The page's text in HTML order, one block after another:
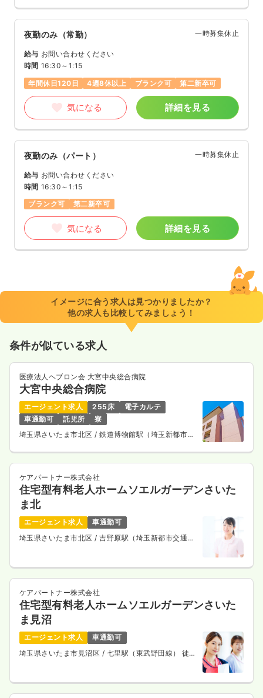
夜勤のみ（常勤） 一時募集休止
給与 お問い合わせください
時間 16:30～1:15
年間休日120日
4週8休以上 ブランク可 第二新卒可
気になる 詳細を見る
夜勤のみ（パート） 一時募集休止
給与 お問い合わせください
時間 16:30～1:15
ブランク可
第二新卒可
気になる 詳細を見る
イメージに合う求人は見つかりましたか？
他の求人も比較してみましょう！
条件が似ている求人
医療法人ヘブロン会 大宮中央総合病院
大宮中央総合病院
エージェント求人 255床
電子カルテ
車通勤可
託児所
寮
埼玉県さいたま市北区 / 鉄道博物館駅（埼玉新都市交
ケアパートナー株式会社
住宅型有料老人ホームソエルガーデンさいた
ま北
エージェント求人
車通勤可
埼玉県さいたま市北区 / 吉野原駅（埼玉新都市交通ニ
ケアパートナー株式会社
住宅型有料老人ホームソエルガーデンさいた
ま見沼
エージェント求人
車通勤可
埼玉県さいたま市見沼区 / 七里駅（東武野田線） 徒歩